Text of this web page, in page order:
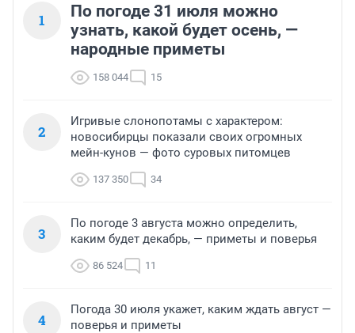
1
По погоде 31 июля можно
узнать, какой будет осень, —
народные приметы
158 044 15
2
Игривые слонопотамы с характером:
новосибирцы показали своих огромных
мейн-кунов — фото суровых питомцев
137 350 34
3
По погоде 3 августа можно определить,
каким будет декабрь, — приметы и поверья
86 524 11
4
Погода 30 июля укажет, каким ждать август —
поверья и приметы